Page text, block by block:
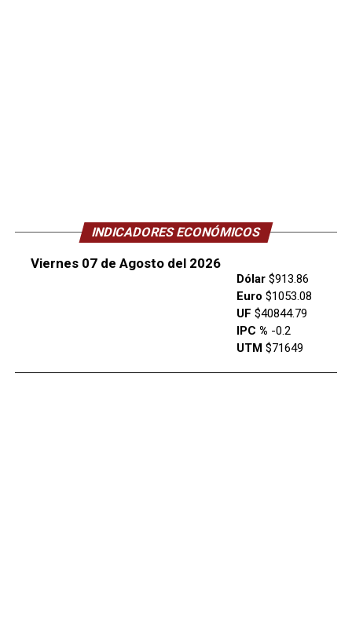
INDICADORES ECONÓMICOS
Viernes 07 de Agosto del 2026
Dólar$913.86
Euro $1053.08
UF $40844.79
IPC % -0.2
UTM $71649